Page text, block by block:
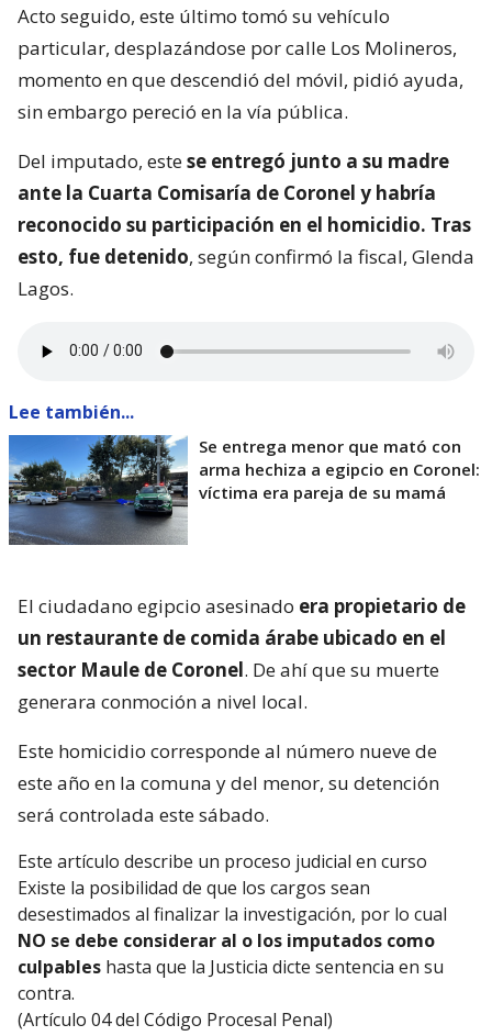
Acto seguido, este último tomó su vehículo
particular, desplazándose por calle Los Molineros,
momento en que descendió del móvil, pidió ayuda,
sin embargo pereció en la vía pública.
Del imputado, estese entregó junto a su madre
ante la Cuarta Comisaría de Coronel y habría
reconocido su participación en el homicidio. Tras
esto, fue detenido, según confirmó la fiscal, Glenda
Lagos.
Lee también...
Se entrega menor que mató con
arma hechiza a egipcio en Coronel:
víctima era pareja de su mamá
El ciudadano egipcio asesinado era propietario de
un restaurante de comida árabe ubicado en el
sector Maule de Coronel. De ahí que su muerte
generara conmoción a nivel local.
Este homicidio corresponde al número nueve de
este año en la comuna y del menor, su detención
será controlada este sábado.
Este artículo describe un proceso judicial en curso
Existe la posibilidad de que los cargos sean
desestimados al finalizar la investigación, por lo cual
NO se debe considerar al o los imputados como
culpables hasta que la Justicia dicte sentencia en su
contra.
(Artículo 04 del Código Procesal Penal)